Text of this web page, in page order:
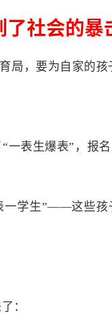
了社会的暴
局，要为自家的孩
表生爆表”，报
一学生”——这些
：